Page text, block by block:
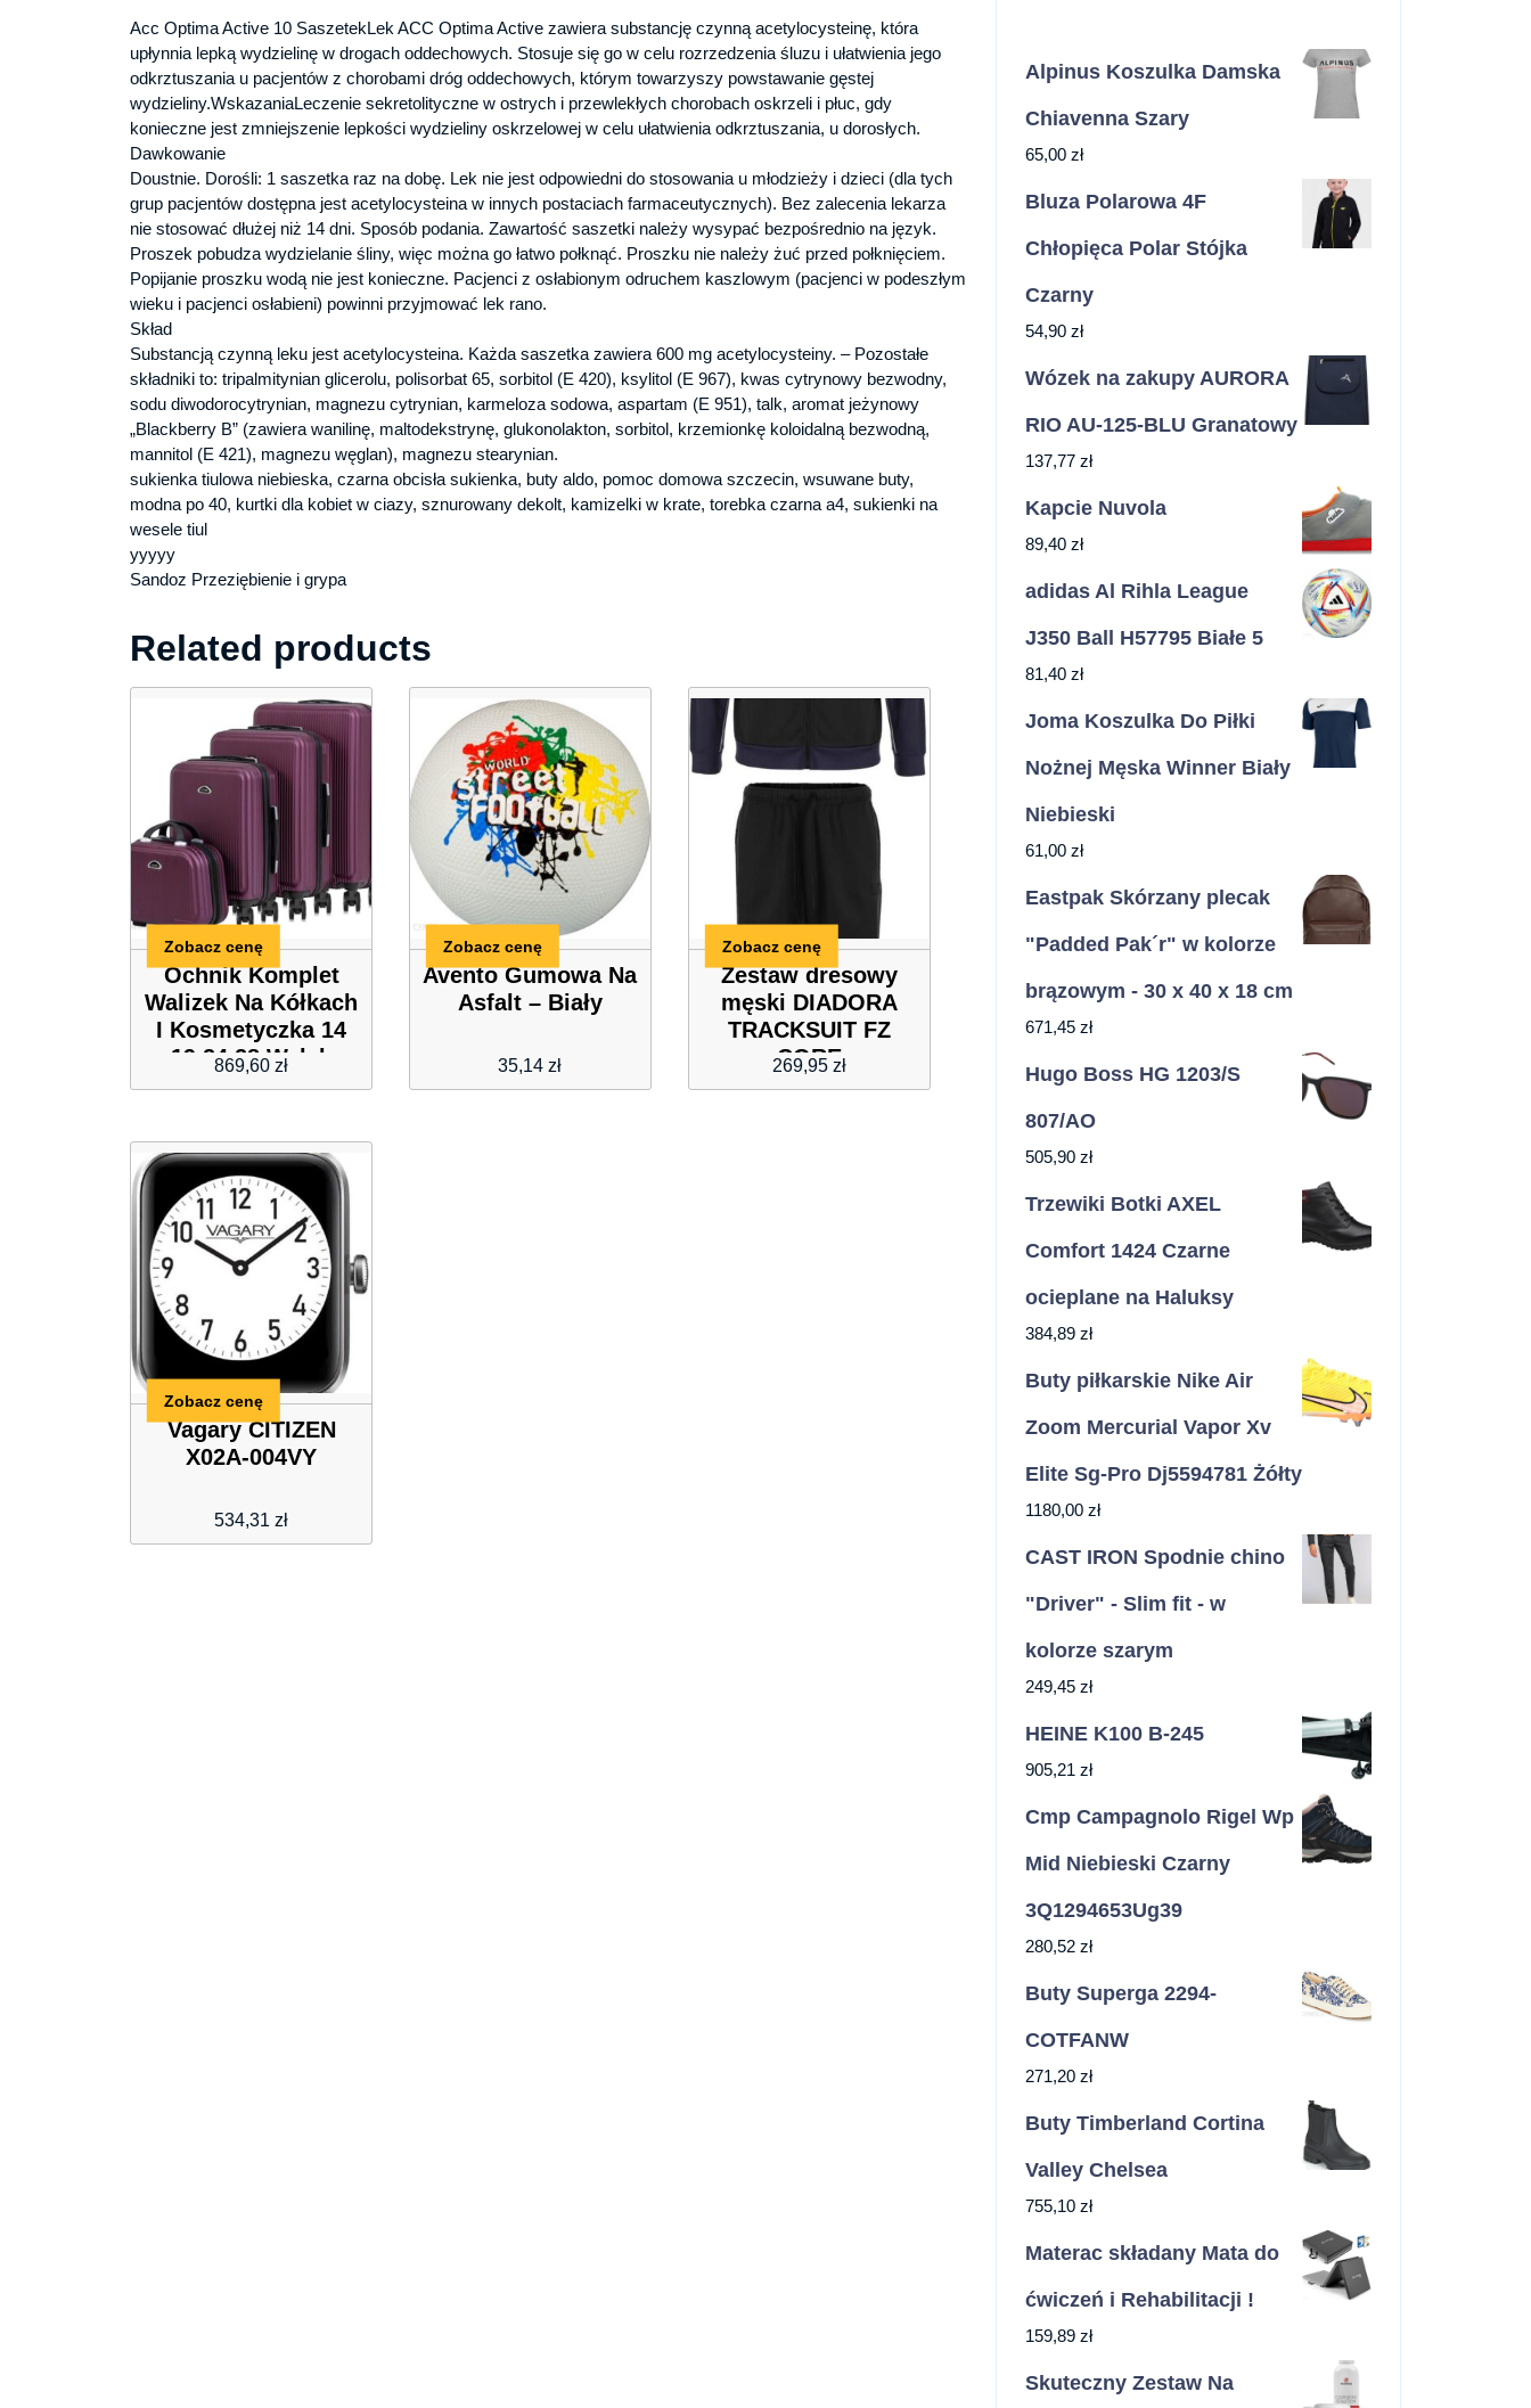
Acc Optima Active 10 SaszetekLek ACC Optima Active zawiera substancję czynną acetylocysteinę, która
upłynnia lepką wydzielinę w drogach oddechowych. Stosuje się go w celu rozrzedzenia śluzu i ułatwienia jego
odkrztuszania u pacjentów z chorobami dróg oddechowych, którym towarzyszy powstawanie gęstej
wydzieliny.WskazaniaLeczenie sekretolityczne w ostrych i przewlekłych chorobach oskrzeli i płuc, gdy
konieczne jest zmniejszenie lepkości wydzieliny oskrzelowej w celu ułatwienia odkrztuszania, u dorosłych.
Dawkowanie
Doustnie. Dorośli: 1 saszetka raz na dobę. Lek nie jest odpowiedni do stosowania u młodzieży i dzieci (dla tych
grup pacjentów dostępna jest acetylocysteina w innych postaciach farmaceutycznych). Bez zalecenia lekarza
nie stosować dłużej niż 14 dni. Sposób podania. Zawartość saszetki należy wysypać bezpośrednio na język.
Proszek pobudza wydzielanie śliny, więc można go łatwo połknąć. Proszku nie należy żuć przed połknięciem.
Popijanie proszku wodą nie jest konieczne. Pacjenci z osłabionym odruchem kaszlowym (pacjenci w podeszłym
wieku i pacjenci osłabieni) powinni przyjmować lek rano.
Skład
Substancją czynną leku jest acetylocysteina. Każda saszetka zawiera 600 mg acetylocysteiny. – Pozostałe
składniki to: tripalmitynian glicerolu, polisorbat 65, sorbitol (E 420), ksylitol (E 967), kwas cytrynowy bezwodny,
sodu diwodorocytrynian, magnezu cytrynian, karmeloza sodowa, aspartam (E 951), talk, aromat jeżynowy
„Blackberry B” (zawiera wanilinę, maltodekstrynę, glukonolakton, sorbitol, krzemionkę koloidalną bezwodną,
mannitol (E 421), magnezu węglan), magnezu stearynian.
sukienka tiulowa niebieska, czarna obcisła sukienka, buty aldo, pomoc domowa szczecin, wsuwane buty,
modna po 40, kurtki dla kobiet w ciazy, sznurowany dekolt, kamizelki w krate, torebka czarna a4, sukienki na
wesele tiul
yyyyy
Sandoz Przeziębienie i grypa
Related products
Ochnik Komplet
Walizek Na Kółkach
I Kosmetyczka 14
19 24 28 Walab
0053 49 W22
869,60 zł
Zobacz cenę
Avento Gumowa Na
Asfalt – Biały
35,14zł
Zobacz cenę
Zestaw dresowy
męski DIADORA
TRACKSUIT FZ
CORE
269,95 zł
Zobacz cenę
Vagary CITIZEN
X02A-004VY
534,31 zł
Zobacz cenę
Alpinus Koszulka Damska
Chiavenna Szary
65,00 zł
Bluza Polarowa 4F
Chłopięca Polar Stójka
Czarny
54,90 zł
Wózek na zakupy AURORA
RIO AU-125-BLU Granatowy
137,77 zł
Kapcie Nuvola
89,40 zł
adidas Al Rihla League
J350 Ball H57795 Białe 5
81,40 zł
Joma Koszulka Do Piłki
Nożnej Męska Winner Biały
Niebieski
61,00 zł
Eastpak Skórzany plecak
"Padded Pak´r" w kolorze
brązowym - 30 x 40 x 18 cm
671,45 zł
Hugo Boss HG 1203/S
807/AO
505,90 zł
Trzewiki Botki AXEL
Comfort 1424 Czarne
ocieplane na Haluksy
384,89 zł
Buty piłkarskie Nike Air
Zoom Mercurial Vapor Xv
Elite Sg-Pro Dj5594781 Żółty
1180,00 zł
CAST IRON Spodnie chino
"Driver" - Slim fit - w
kolorze szarym
249,45 zł
HEINE K100 B-245
905,21 zł
Cmp Campagnolo Rigel Wp
Mid Niebieski Czarny
3Q1294653Ug39
280,52 zł
Buty Superga 2294-
COTFANW
271,20 zł
Buty Timberland Cortina
Valley Chelsea
755,10 zł
Materac składany Mata do
ćwiczeń i Rehabilitacji !
159,89 zł
Skuteczny Zestaw Na